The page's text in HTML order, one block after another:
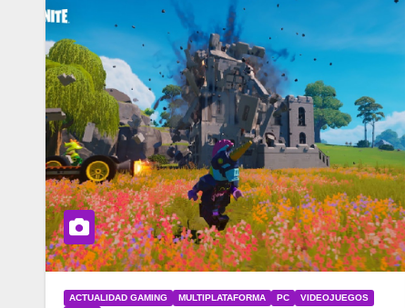
ACTUALIDAD GAMING MULTIPLATAFORMA PC
VIDEOJUEGOS